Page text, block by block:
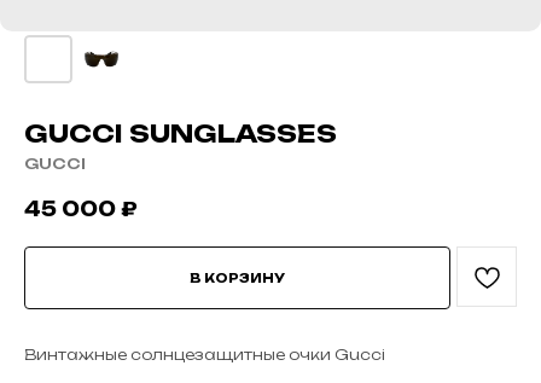
GUCCI SUNGLASSES
GUCCI
45 000 ₽
В КОРЗИНУ
Винтажные солнцезащитные очки Gucci